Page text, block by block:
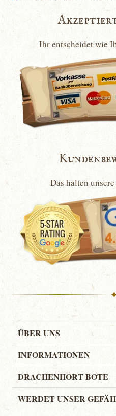
Ihr entscheidet wie
Das halten
ÜBER UNS
INFORMATIONEN
DRACHENHORT BOTE
WERDET UNSER